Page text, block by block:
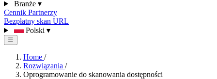
Branże ▾
Cennik Partnerzy
Bezpłatny skan URL
Polski ▾
☰
Home /
Rozwiązania /
Oprogramowanie do skanowania dostępności